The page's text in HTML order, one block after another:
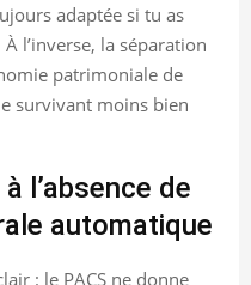
adaptée si tu as
l’inverse, la séparation
patrimoniale de
survivant moins bien
l’absence de
automatique
: le PACS ne donne